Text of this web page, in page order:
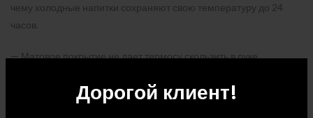
Дорогой клиент!
чему холодные напитки сохраняют свою температуру до 24
часов.
— Матовое покрытие не дает термосу скользить в руке
— Сохранение холода до 24 часов